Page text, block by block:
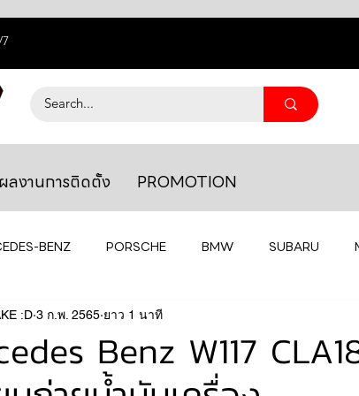
ผลงานการติดตั้ง PROMOTION
BENZ PORSCHE BMW SUBARU
ยางรถยนต์ AUDI
MAZDA TOYOTA HONDA
Benz W117
:D 3 ก.พ. 2565 ยาว 1 นาที